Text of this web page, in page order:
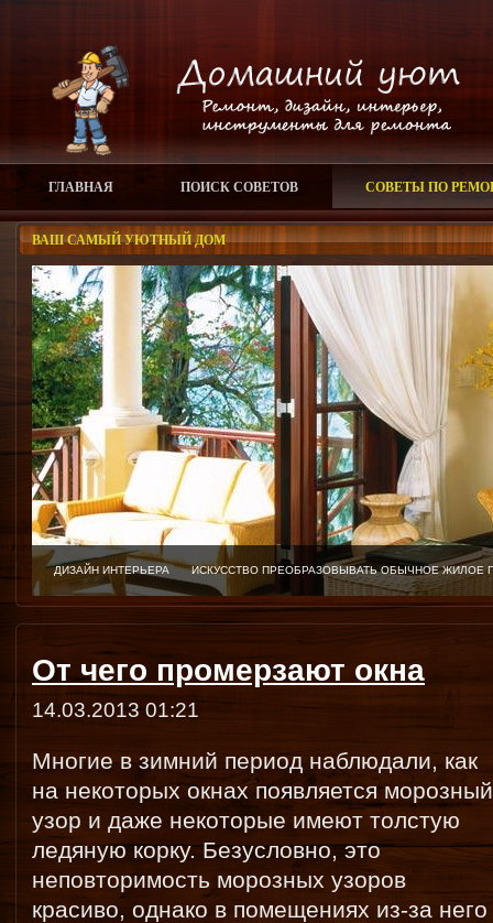
ГЛАВНАЯ ПОИСК СОВЕТОВ СОВЕТЫ ПО
ВАШ САМЫЙ УЮТНЫЙ ДОМ
ДИЗАЙН ИНТЕРЬЕРА ИСКУССТВО ПРЕОБРАЗОВЫВАТЬ ОБЫЧНОЕ
От чего промерзают окна
14.03.2013 01:21
Многие в зимний период наблюдали, как
на некоторых окнах появляется морозный
узор и даже некоторые имеют толстую
ледяную корку. Безусловно, это
неповторимость морозных узоров
красиво, однако в помещениях из-за него